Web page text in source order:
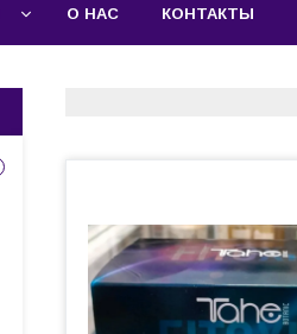
О НАС КОНТАКТЫ